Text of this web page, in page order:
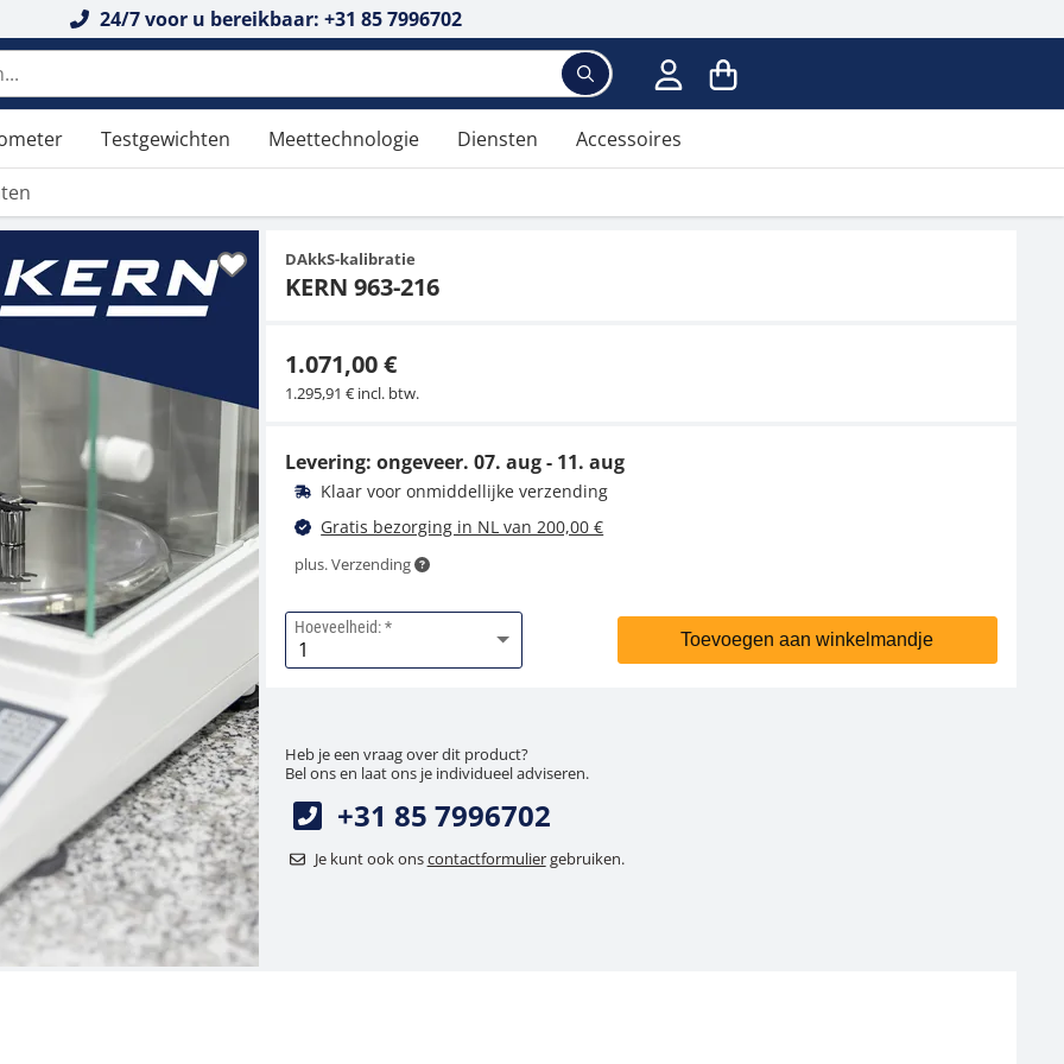
24/7 voor u bereikbaar: +31 85 7996702
Testgewichten Meettechnologie Diensten Accessoires
DAkkS-kalibratie
KERN 963-216
1.071,00 €
1.295,91 € incl. btw.
Levering: ongeveer. 07. aug - 11. aug
Klaar voor onmiddellijke verzending
Gratis bezorging in NL van 200,00 €
plus. Verzending
Hoeveelheid:
Toevoegen aan winkelmandje
Heb je een vraag over dit product?
Bel ons en laat ons je individueel adviseren.
+31 85 7996702
Je kunt ook onscontactformuliergebruiken.